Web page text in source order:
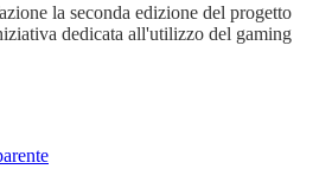
la seconda edizione del progetto
dedicata all'utilizzo del gaming